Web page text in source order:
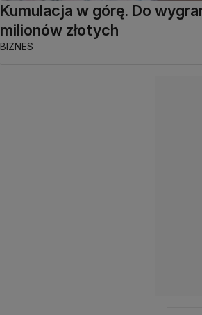
Kumulacja w górę. Do
milionów złotych
BIZNES